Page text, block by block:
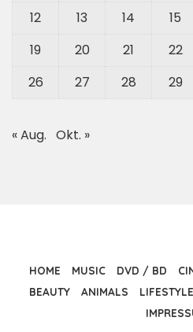
12
13 14 15
19
20 21 22
26
27 28 29
« Aug. Okt. »
HOME MUSIC DVD / BD
BEAUTY
ANIMALS LIFESTYLE